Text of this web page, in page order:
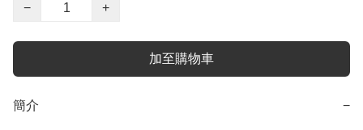
−
+
加至購物車
簡介 −